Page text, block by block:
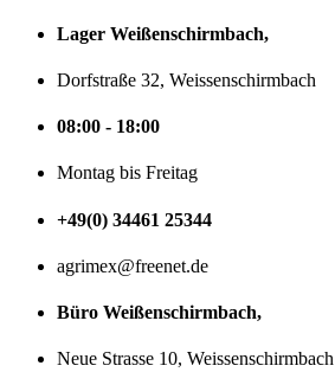
Lager Weißenschirmbach,
Dorfstraße 32, Weissenschirmbach
08:00 - 18:00
Montag bis Freitag
+49(0) 34461 25344
agrimex@freenet.de
Büro Weißenschirmbach,
Neue Strasse 10, Weissenschirmbach